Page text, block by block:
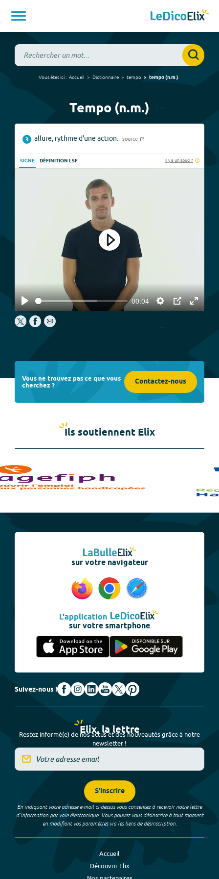
Vous êtes ici : Accueil Dictionnaire tempo tempo(n.m.)
Tempo (n.m.)
3 allure, rythme d'une action. source
SIGNE DÉFINITION LSF Il y a un souci ?
Play
00:04
Settings
PIP
Enter
Play
Vous ne trouvez pas ce que vous
cherchez ? Contactez-nous
Ils soutiennent Elix
sur votre navigateur
L'application
sur votre smartphone
Suivez-nous !
Elix, la lettre
Restez informé(e) de nos actus et des nouveautés grâce à notre
newsletter !
S'inscrire
En indiquant votre adresse e-mail ci-dessus vous consentez à recevoir notre lettre
d’information par voie électronique. Vous pouvez vous désinscrire à tout moment
en modifiant vos paramètres via les liens de désinscription.
Accueil
Découvrir Elix